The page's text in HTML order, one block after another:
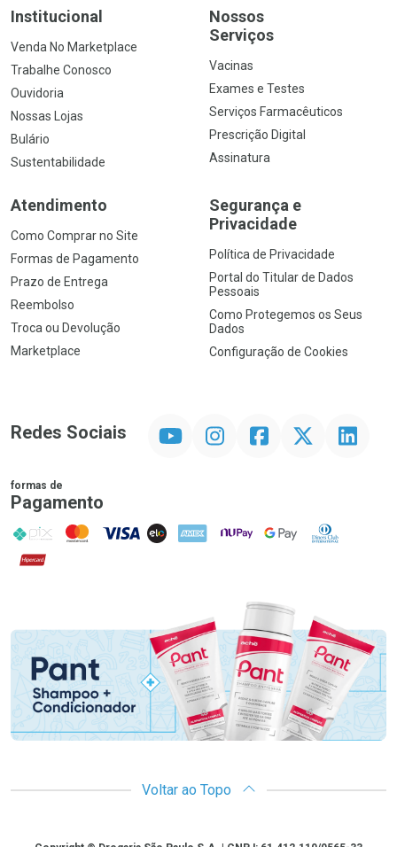
Institucional
Venda No Marketplace
Trabalhe Conosco
Ouvidoria
Nossas Lojas
Bulário
Sustentabilidade
Nossos
Serviços
Vacinas
Exames e Testes
Serviços Farmacêuticos
Prescrição Digital
Assinatura
Atendimento
Como Comprar no Site
Formas de Pagamento
Prazo de Entrega
Reembolso
Troca ou Devolução
Marketplace
Segurança e
Privacidade
Política de Privacidade
Portal do Titular de Dados
Pessoais
Como Protegemos os Seus
Dados
Configuração de Cookies
Redes Sociais InstagramFacebookTwitter Linkedin
formas de
Pagamento
PIX MasterCard
VISA ELO AMEX NuPay Google PayDiners Club
Hipercard
Promoção em Destaque
Voltar ao Topo